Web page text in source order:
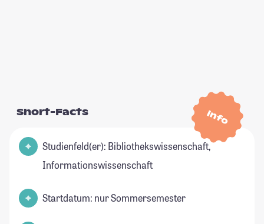
Info
Short-Facts
Studienfeld(er): Bibliothekswissenschaft,
Informationswissenschaft
Startdatum: nur Sommersemester